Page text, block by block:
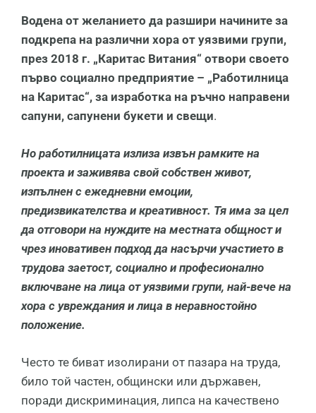
Водена от желанието да разшири начините за
подкрепа на различни хора от уязвими групи,
през 2018 г. „Каритас Витания“ отвори своето
първо социално предприятие – „Работилница
на Каритас“, за изработка на ръчно направени
сапуни, сапунени букети и свещи.
Но работилницата излиза извън рамките на
проекта и заживява свой собствен живот,
изпълнен с ежедневни емоции,
предизвикателства и креативност. Тя има за цел
да отговори на нуждите на местната общност и
чрез иновативен подход да насърчи участието в
трудова заетост, социално и професионално
включване на лица от уязвими групи, най-вече на
хора с увреждания и лица в неравностойно
положение.
Често те биват изолирани от пазара на труда,
било той частен, общински или държавен,
поради дискриминация, липса на качествено